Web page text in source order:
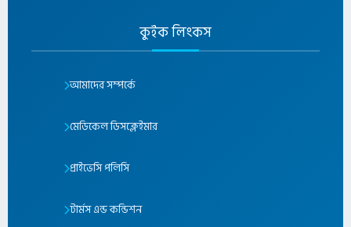
কুইক লিংকস
আমাদের সম্পর্কে
মেডিকেল ডিসক্লেইমার
প্রাইভেসি পলিসি
টার্মস এন্ড কন্ডিশন